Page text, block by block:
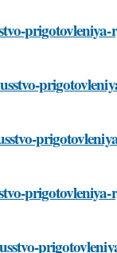
prigotovleniya-
prigotovleniya-